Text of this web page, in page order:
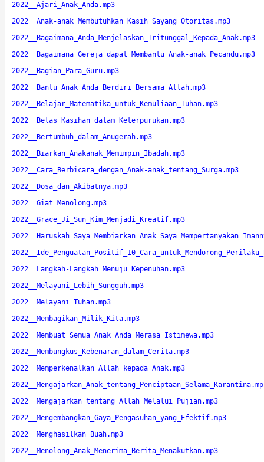
2022__Ajari_Anak_Anda.mp3
2022__Anak-anak_Membutuhkan_Kasih_Sayang_Otoritas.mp3
2022__Bagaimana_Anda_Menjelaskan_Tritunggal_Kepada_Anak.mp3
2022__Bagaimana_Gereja_dapat_Membantu_Anak-anak_Pecandu.mp3
2022__Bagian_Para_Guru.mp3
2022__Bantu_Anak_Anda_Berdiri_Bersama_Allah.mp3
2022__Belajar_Matematika_untuk_Kemuliaan_Tuhan.mp3
2022__Belas_Kasihan_dalam_Keterpurukan.mp3
2022__Bertumbuh_dalam_Anugerah.mp3
2022__Biarkan_Anakanak_Memimpin_Ibadah.mp3
2022__Cara_Berbicara_dengan_Anak-anak_tentang_Surga.mp3
2022__Dosa_dan_Akibatnya.mp3
2022__Giat_Menolong.mp3
2022__Grace_Ji_Sun_Kim_Menjadi_Kreatif.mp3
2022__Langkah-Langkah_Menuju_Kepenuhan.mp3
2022__Melayani_Lebih_Sungguh.mp3
2022__Melayani_Tuhan.mp3
2022__Membagikan_Milik_Kita.mp3
2022__Membuat_Semua_Anak_Anda_Merasa_Istimewa.mp3
2022__Membungkus_Kebenaran_dalam_Cerita.mp3
2022__Memperkenalkan_Allah_kepada_Anak.mp3
2022__Mengajarkan_tentang_Allah_Melalui_Pujian.mp3
2022__Mengembangkan_Gaya_Pengasuhan_yang_Efektif.mp3
2022__Menghasilkan_Buah.mp3
2022__Menolong_Anak_Menerima_Berita_Menakutkan.mp3